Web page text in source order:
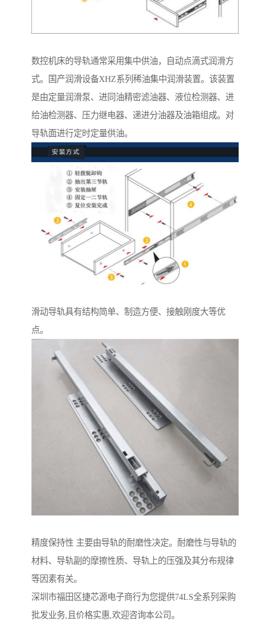
数控机床的导轨通常采用集中供油，自动点滴式润滑方
式。国产润滑设备XHZ系列稀油集中润滑装置。该装置
是由定量润滑泵、进同油精密滤油器、液位检测器、进
给油检测器、压力继电器、递进分油器及油箱组成。对
导轨面进行定时定量供油。
滑动导轨具有结构简单、制造方便、接触刚度大等优
点。
精度保持性 主要由导轨的耐磨性决定。耐磨性与导轨的
材料、导轨副的摩擦性质、导轨上的压强及其分布规律
等因素有关。
深圳市福田区捷芯源电子商行为您提供74LS全系列采购
批发业务,且价格实惠,欢迎咨询本公司。